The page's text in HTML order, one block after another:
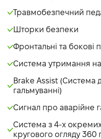
Травмобезпечний
Шторки безпеки
Фронтальні та бокові
Система утримання
Brake Assist (Система
гальмуванні)
Сигнал про аварійне
Система з 4-х
кругового огляду 360